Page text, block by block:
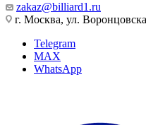
zakaz@billiard1.ru
г. Москва, ул.
Telegram
MAX
WhatsApp